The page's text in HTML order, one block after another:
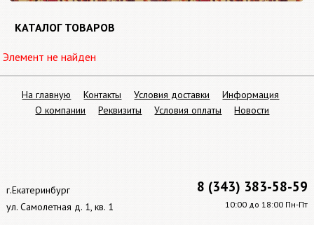
КАТАЛОГ ТОВАРОВ
Элемент не найден
8 (343) 383-58-59
10:00 до 18:00 Пн-Пт
г.Екатеринбург
ул. Самолетная д. 1, кв. 1
На главную Контакты Условия доставки
Информация
О компании
Реквизиты Условия оплаты Новости